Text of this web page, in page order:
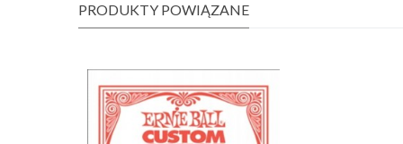
PRODUKTY POWIĄZANE